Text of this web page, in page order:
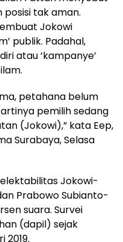
tak aman.
Jokowi
publik. Padahal,
atau ‘kampanye’
petahana belum
pemilih sedang
(Jokowi),” kata Eep,
Surabaya, Selasa
Jokowi-
Prabowo Subianto-
suara. Survei
(dapil) sejak
2019.